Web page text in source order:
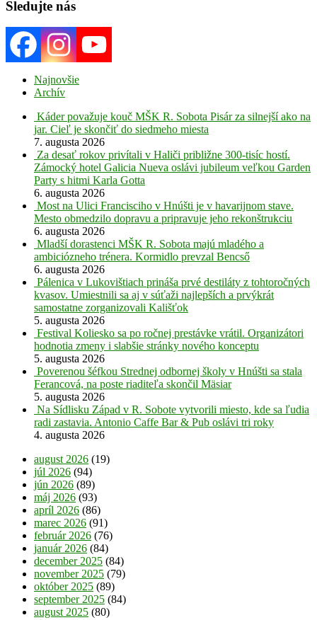
Sledujte nás
Najnovšie
Archív
Káder považuje kouč MŠK R. Sobota Pisár za silnejší ako na
jar. Cieľ je skončiť do siedmeho miesta
7. augusta 2026
Za desať rokov privítali v Haliči približne 300-tisíc hostí.
Zámocký hotel Galicia Nueva oslávi jubileum veľkou Garden
Party s hitmi Karla Gotta
6. augusta 2026
Most na Ulici Francisciho v Hnúšti je v havarijnom stave.
Mesto obmedzilo dopravu a pripravuje jeho rekonštrukciu
6. augusta 2026
Mladší dorastenci MŠK R. Sobota majú mladého a
ambiciózneho trénera. Kormidlo prevzal Bencső
6. augusta 2026
Pálenica v Lukovištiach prináša prvé destiláty z tohtoročných
kvasov. Umiestnili sa aj v súťaži najlepších a prvýkrát
samostatne zorganizovali Kališťok
5. augusta 2026
Festival Koliesko sa po ročnej prestávke vrátil. Organizátori
hodnotia zmeny i slabšie stránky nového konceptu
5. augusta 2026
Poverenou šéfkou Strednej odbornej školy v Hnúšti sa stala
Ferancová, na poste riaditeľa skončil Mäsiar
5. augusta 2026
Na Sídlisku Západ v R. Sobote vytvorili miesto, kde sa ľudia
radi zastavia. Antonio Caffe Bar & Pub oslávi tri roky
4. augusta 2026
august 2026 (19)
júl 2026 (94)
jún 2026 (89)
máj 2026 (93)
apríl 2026 (86)
marec 2026 (91)
február 2026 (76)
január 2026 (84)
december 2025 (84)
november 2025 (79)
október 2025 (89)
september 2025 (84)
august 2025 (80)